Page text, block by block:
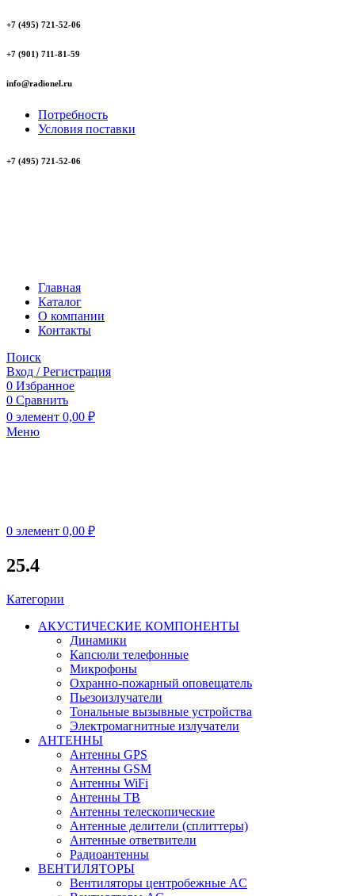
+7 (495) 721-52-06
+7 (901) 711-81-59
info@radionel.ru
Потребность
Условия поставки
+7 (495) 721-52-06
Главная
Каталог
О компании
Контакты
Поиск
Вход / Регистрация
0 Избранное
0 Сравнить
0 элемент 0,00 ₽
Меню
0 элемент 0,00 ₽
25.4
Категории
АКУСТИЧЕСКИЕ КОМПОНЕНТЫ
Динамики
Капсюли телефонные
Микрофоны
Охранно-пожарный оповещатель
Пьезоизлучатели
Тональные вызывные устройства
Электромагнитные излучатели
АНТЕННЫ
Антенны GPS
Антенны GSM
Антенны WiFi
Антенны ТВ
Антенны телескопические
Антенные делители (сплиттеры)
Антенные ответвители
Радиоантенны
ВЕНТИЛЯТОРЫ
Вентиляторы центробежные AC